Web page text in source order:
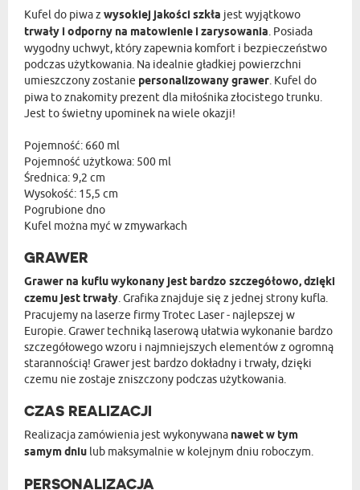
Kufel do piwa z wysokiej jakości szkła jest wyjątkowo
trwały i odporny na matowienie i zarysowania. Posiada
wygodny uchwyt, który zapewnia komfort i bezpieczeństwo
podczas użytkowania. Na idealnie gładkiej powierzchni
umieszczony zostanie personalizowany grawer. Kufel do
piwa to znakomity prezent dla miłośnika złocistego trunku.
Jest to świetny upominek na wiele okazji!
Pojemność: 660 ml
Pojemność użytkowa: 500 ml
Średnica: 9,2 cm
Wysokość: 15,5 cm
Pogrubione dno
Kufel można myć w zmywarkach
GRAWER
Grawer na kuflu wykonany jest bardzo szczegółowo, dzięki
czemu jest trwały. Grafika znajduje się z jednej strony kufla.
Pracujemy na laserze firmy Trotec Laser - najlepszej w
Europie. Grawer techniką laserową ułatwia wykonanie bardzo
szczegółowego wzoru i najmniejszych elementów z ogromną
starannością! Grawer jest bardzo dokładny i trwały, dzięki
czemu nie zostaje zniszczony podczas użytkowania.
CZAS REALIZACJI
Realizacja zamówienia jest wykonywana nawet w tym
samym dniu lub maksymalnie w kolejnym dniu roboczym.
PERSONALIZACJA